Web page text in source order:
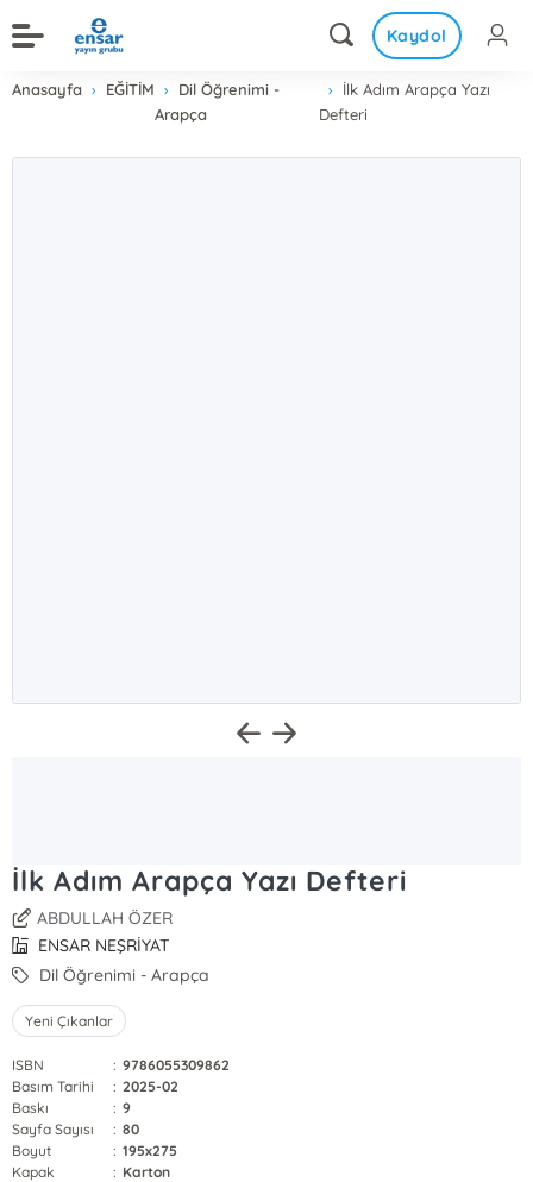
Kaydol
Anasayfa EĞİTİM
Dil Öğrenimi -
Arapça
İlk Adım Arapça Yazı
Defteri
İlk Adım Arapça Yazı Defteri
ABDULLAH ÖZER
ENSAR NEŞRİYAT
Dil Öğrenimi - Arapça
Yeni Çıkanlar
ISBN : 9786055309862
Basım Tarihi
: 2025-02
Baskı
: 9
Sayfa Sayısı
: 80
Boyut
: 195x275
Kapak
: Karton